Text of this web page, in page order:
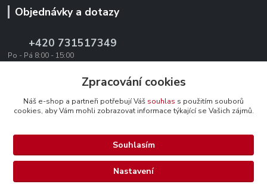
Objednávky a dotazy
+420 731517349
Po - Pá 8:00 - 15:00
office@texevo.cz
Upravit sběr cookies.
Zpracování cookies
Náš e-shop a partneři potřebují Váš souhlas s použitím souborů
cookies, aby Vám mohli zobrazovat informace týkající se Vašich zájmů.
Nastavení
Souhlasím